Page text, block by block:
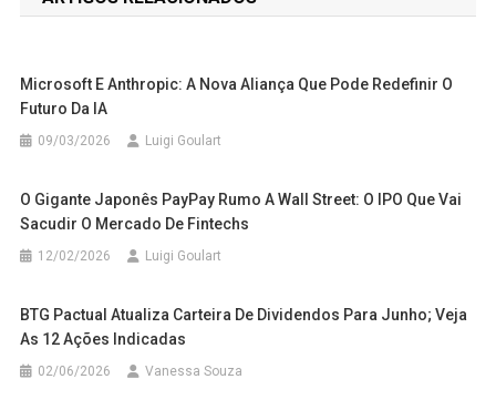
Post
Microsoft E Anthropic: A Nova Aliança Que Pode Redefinir O
Futuro Da IA
09/03/2026 Luigi Goulart
O Gigante Japonês PayPay Rumo A Wall Street: O IPO Que Vai
Sacudir O Mercado De Fintechs
12/02/2026 Luigi Goulart
BTG Pactual Atualiza Carteira De Dividendos Para Junho; Veja
As 12 Ações Indicadas
02/06/2026 Vanessa Souza